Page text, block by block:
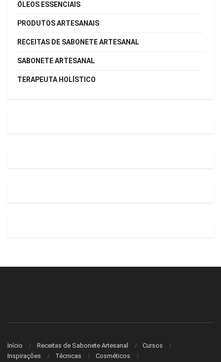
ÓLEOS ESSENCIAIS
PRODUTOS ARTESANAIS
RECEITAS DE SABONETE ARTESANAL
SABONETE ARTESANAL
TERAPEUTA HOLÍSTICO
Início Receitas de Sabonete Artesanal
Cursos
Inspirações
Técnicas Cosméticos